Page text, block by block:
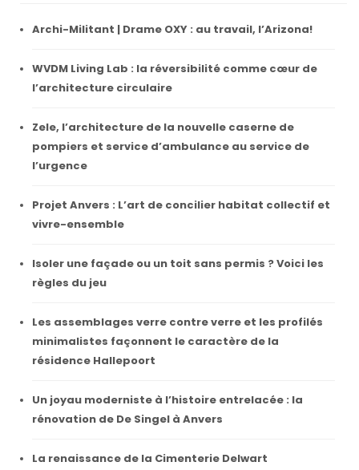
Archi-Militant | Drame OXY : au travail, l’Arizona!
WVDM Living Lab : la réversibilité comme cœur de
l’architecture circulaire
Zele, l’architecture de la nouvelle caserne de
pompiers et service d’ambulance au service de
l’urgence
Projet Anvers : L’art de concilier habitat collectif et
vivre-ensemble
Isoler une façade ou un toit sans permis ? Voici les
règles du jeu
Les assemblages verre contre verre et les profilés
minimalistes façonnent le caractère de la
résidence Hallepoort
Un joyau moderniste à l’histoire entrelacée : la
rénovation de De Singel à Anvers
La renaissance de la Cimenterie Delwart